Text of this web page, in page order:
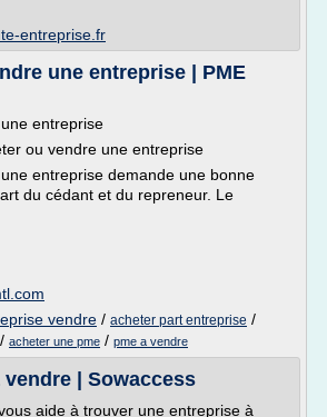
entreprise.fr
une entreprise | PME
entreprise
ou vendre une entreprise
entreprise demande une bonne
du cédant et du repreneur. Le
vendre / acheter part entreprise /
/ acheter une pme / pme a vendre
| Sowaccess
aide à trouver une entreprise à